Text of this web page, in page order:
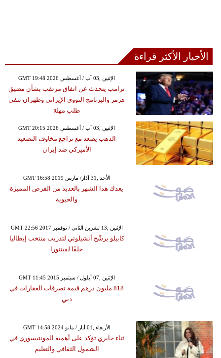
الأخبار الأكثر قراءة
GMT 19:48 2026 الإثنين ,03 آب / أغسطس
ترامب يتحدث عن اتفاق مرتقب بشأن مضيق
هرمز والبرنامج النووي الإيراني وطهران تنفي
طلب مهلة
GMT 20:15 2026 الإثنين ,03 آب / أغسطس
الذهب يصعد مع تراجع مخاوف التصعيد
الأميركي ضد إيران
GMT 16:58 2019 الأحد ,31 آذار/ مارس
يعدك هذا الشهر بالعديد من الفرص المميزة
والحيوية
GMT 22:56 2017 الإثنين ,13 تشرين الثاني / نوفمبر
كابيلو يرشّح أنشيلوتي لتدريب منتخب إيطاليا
خلفًا لفينتورا
GMT 11:45 2015 الإثنين ,07 أيلول / سبتمبر
818 مليون درهم قيمة تصرفات العقارات في
دبي
GMT 14:58 2024 الأربعاء ,01 أيار / مايو
ثناء جابري تؤكد على أهمية المونتيسوري في
الشمول الثقافي والتعليم